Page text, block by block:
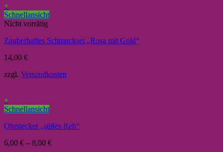
+
Schnellansicht
Nicht vorrätig
Zauberhaftes Schmuckset „Rosa mit Gold“
14,00 €
zzgl. Versandkosten
+
Schnellansicht
Ohrstecker „süßes Reh“
6,00 € – 8,00 €